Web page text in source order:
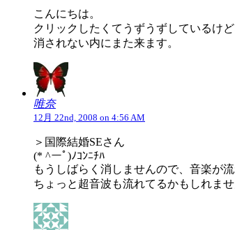
こんにちは。
クリックしたくてうずうずしているけ
消されない内にまた来ます。
唯奈
12月 22nd, 2008 on 4:56 AM
＞国際結婚SEさん
(* ^ーﾟ)ﾉｺﾝﾆﾁﾊ
もうしばらく消しませんので、音楽が
ちょっと超音波も流れてるかもしれま